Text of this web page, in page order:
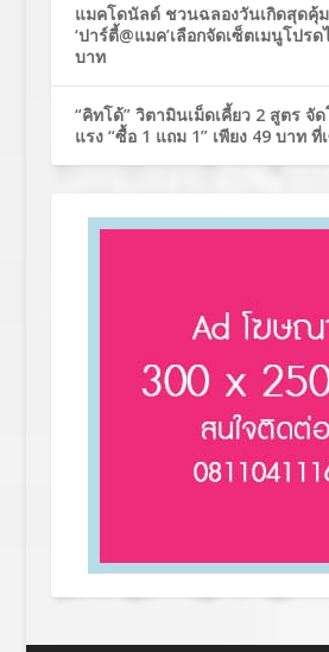
แมคโดนัลด์ ชวนฉลองวันเกิดสุดคุ้
‘ปาร์ตี้@แมค’เลือกจัดเซ็ตเมนูโปรด
บาท
“คิทโด้” วิตามินเม็ดเคี้ยว 2 สูตร จั
แรง “ซื้อ 1 แถม 1” เพียง 49 บาท ที่